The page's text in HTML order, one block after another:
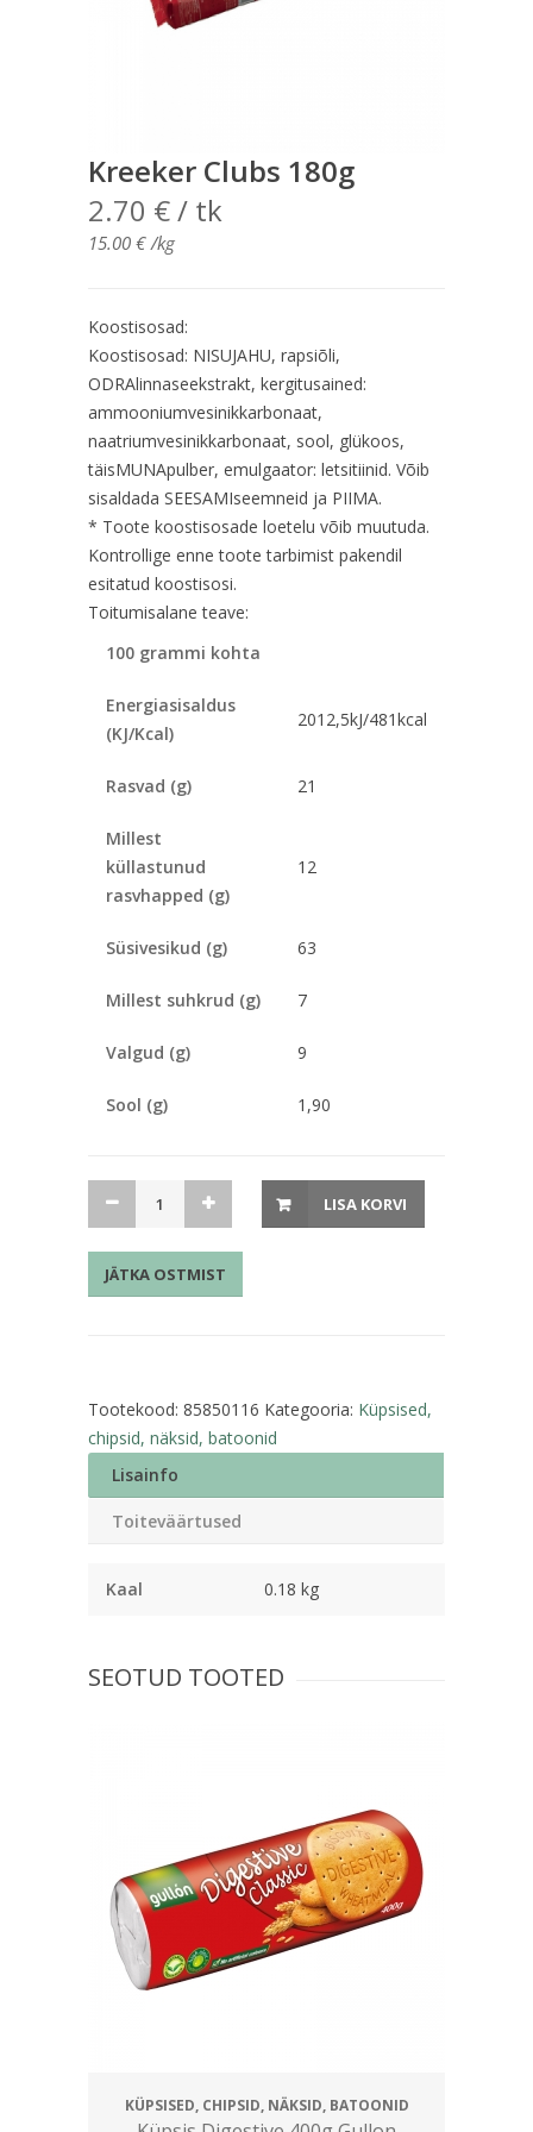
Kreeker Clubs 180g
2.70 €/ tk
15.00€ /kg
Koostisosad:
Koostisosad: NISUJAHU, rapsiõli,
ODRAlinnaseekstrakt, kergitusained:
ammooniumvesinikkarbonaat,
naatriumvesinikkarbonaat, sool, glükoos,
täisMUNApulber, emulgaator: letsitiinid. Võib
sisaldada SEESAMIseemneid ja PIIMA.
* Toote koostisosade loetelu võib muutuda.
Kontrollige enne toote tarbimist pakendil
esitatud koostisosi.
Toitumisalane teave:
100 grammi kohta
Energiasisaldus
(KJ/Kcal)
2012,5kJ/481kcal
Rasvad (g) 21
Millest
küllastunud
rasvhapped (g)
12
Süsivesikud (g) 63
Millest suhkrud (g) 7
Valgud (g) 9
Sool (g) 1,90
180g
kogus
LISA KORVI
JÄTKA OSTMIST
Tootekood: 85850116 Kategooria: Küpsised,
chipsid, näksid, batoonid
Lisainfo
Toiteväärtused
Kaal 0.18 kg
SEOTUD TOOTED
KÜPSISED, CHIPSID, NÄKSID, BATOONID